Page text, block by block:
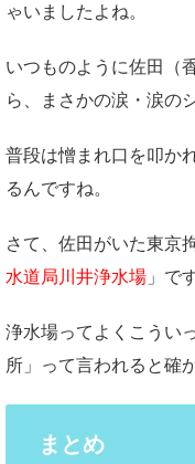
ゃいましたよね。
いつものように佐田（
ら、まさかの涙・涙の
普段は憎まれ口を叩か
るんですね。
さて、佐田がいた東京
水道局川井浄水場 」で
浄水場ってよくこうい
所」って言われると確
まとめ